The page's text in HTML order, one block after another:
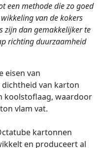
een methode die zo goed
van de kokers
zijn dan gemakkelijker te
richting duurzaamheid
eisen van
van karton
koolstoflaag, waardoor
vlam vat.
kartonnen
en produceert al